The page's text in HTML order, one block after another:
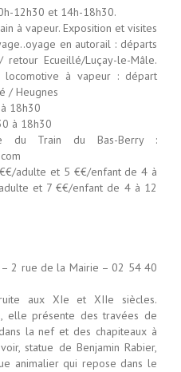
12h30 et 14h-18h30.
à vapeur. Exposition et visites
en autorail : départs
Ecueillé/Luçay-le-Mâle.
à vapeur : départ
/ Heugnes
18h30
à 18h30
du Train du Bas-Berry :
adulte et 5 €€/enfant de 4 à
et 7 €€/enfant de 4 à 12
2 rue de la Mairie – 02 54 40
aux XIe et XIIe siècles.
elle présente des travées de
la nef et des chapiteaux à
statue de Benjamin Rabier,
animalier qui repose dans le